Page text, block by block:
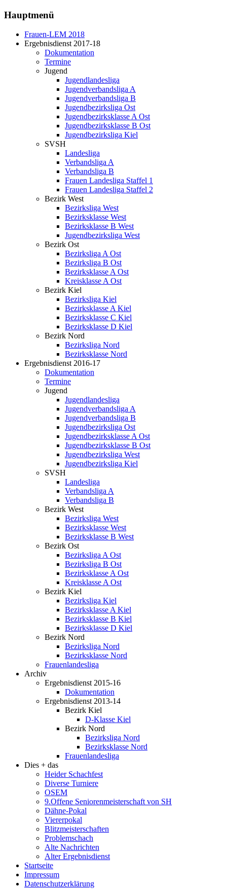
Hauptmenü
Frauen-LEM 2018
Ergebnisdienst 2017-18
Dokumentation
Termine
Jugend
Jugendlandesliga
Jugendverbandsliga A
Jugendverbandsliga B
Jugendbezirksliga Ost
Jugendbezirksklasse A Ost
Jugendbezirksklasse B Ost
Jugendbezirksliga Kiel
SVSH
Landesliga
Verbandsliga A
Verbandsliga B
Frauen Landesliga Staffel 1
Frauen Landesliga Staffel 2
Bezirk West
Bezirksliga West
Bezirksklasse West
Bezirksklasse B West
Jugendbezirksliga West
Bezirk Ost
Bezirksliga A Ost
Bezirksliga B Ost
Bezirksklasse A Ost
Kreisklasse A Ost
Bezirk Kiel
Bezirksliga Kiel
Bezirksklasse A Kiel
Bezirksklasse C Kiel
Bezirksklasse D Kiel
Bezirk Nord
Bezirksliga Nord
Bezirksklasse Nord
Ergebnisdienst 2016-17
Dokumentation
Termine
Jugend
Jugendlandesliga
Jugendverbandsliga A
Jugendverbandsliga B
Jugendbezirksliga Ost
Jugendbezirksklasse A Ost
Jugendbezirksklasse B Ost
Jugendbezirksliga West
Jugendbezirksliga Kiel
SVSH
Landesliga
Verbandsliga A
Verbandsliga B
Bezirk West
Bezirksliga West
Bezirksklasse West
Bezirksklasse B West
Bezirk Ost
Bezirksliga A Ost
Bezirksliga B Ost
Bezirksklasse A Ost
Kreisklasse A Ost
Bezirk Kiel
Bezirksliga Kiel
Bezirksklasse A Kiel
Bezirksklasse B Kiel
Bezirksklasse D Kiel
Bezirk Nord
Bezirksliga Nord
Bezirksklasse Nord
Frauenlandesliga
Archiv
Ergebnisdienst 2015-16
Dokumentation
Ergebnisdienst 2013-14
Bezirk Kiel
D-Klasse Kiel
Bezirk Nord
Bezirksliga Nord
Bezirksklasse Nord
Frauenlandesliga
Dies + das
Heider Schachfest
Diverse Turniere
OSEM
9.Offene Seniorenmeisterschaft von SH
Dähne-Pokal
Viererpokal
Blitzmeisterschaften
Problemschach
Alte Nachrichten
Alter Ergebnisdienst
Startseite
Impressum
Datenschutzerklärung